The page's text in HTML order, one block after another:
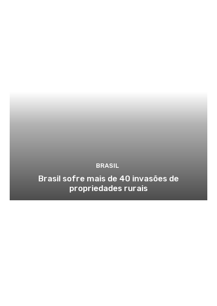
BRASIL
Brasil sofre mais de 40 invasões de
propriedades rurais